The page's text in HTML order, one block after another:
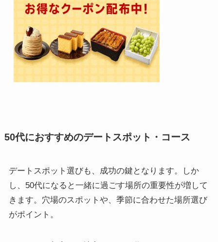
50代におすすめのデートスポット・コース
デートスポット選びも、成功の鍵となります。しか
し、50代になると一緒に過ごす場所の重要性が増して
きます。穴場のスポットや、季節に合わせた場所選び
がポイント。